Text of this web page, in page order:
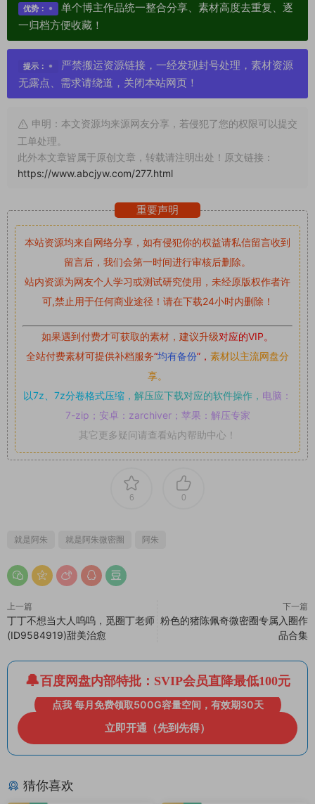
优势：
单个博主作品统一整合分享、素材高度去重复、逐
一归档方便收藏！
提示：
严禁搬运资源链接，一经发现封号处理，素材资源
无露点、需求请绕道，关闭本站网页！
申明：本文资源均来源网友分享，若侵犯了您的权限可以提交
工单处理。
此外本文章皆属于原创文章，转载请注明出处！原文链接：
https://www.abcjyw.com/277.html
重要声明
本站资源均来自网络分享，如有侵犯你的权益请私信留言收到
留言后，我们会第一时间进行审核后删除。
站内资源为网友个人学习或测试研究使用，未经原版权作者许
可,禁止用于任何商业途径！请在下载24小时内删除！
如果遇到付费才可获取的素材，建议升级对应的VIP。
全站付费素材可提供补档服务“均有备份”， 素材以主流网盘分
享。
以7z、7z分卷格式压缩， 解压应下载对应的软件操作， 电脑：
7-zip；安卓：zarchiver；苹果：解压专家
其它更多疑问请查看站内帮助中心！
6 0
就是阿朱 就是阿朱微密圈 阿朱
上一篇
丁丁不想当大人呜呜，觅圈丁老师
(ID9584919)甜美治愈
下一篇
粉色的猪陈佩奇微密圈专属入圈作
品合集
百度网盘内部特批：SVIP会员直降最低100元
点我 每月免费领取500G容量空间，有效期30天
立即开通（先到先得）
猜你喜欢